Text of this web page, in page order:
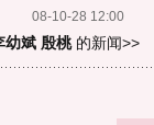
08-10-28 12:00
幼斌 殷桃的新闻>>